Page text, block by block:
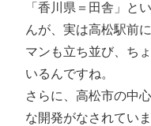
「香川県＝田舎」と
んが、実は高松駅前
マンも立ち並び、ち
いるんですね。
さらに、高松市の中
な開発がなされてい